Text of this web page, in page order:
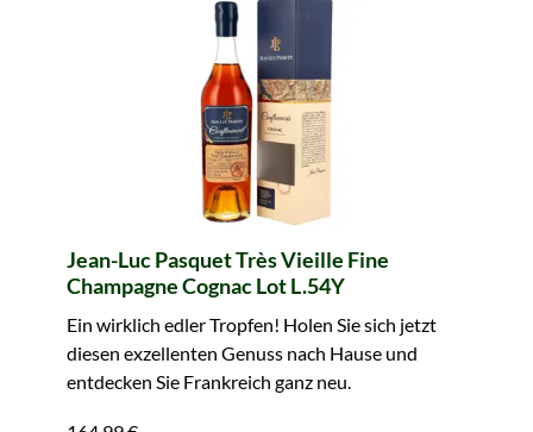
Jean-Luc Pasquet Très Vieille Fine
Champagne Cognac Lot L.54Y
Ein wirklich edler Tropfen! Holen Sie sich jetzt
diesen exzellenten Genuss nach Hause und
entdecken Sie Frankreich ganz neu.